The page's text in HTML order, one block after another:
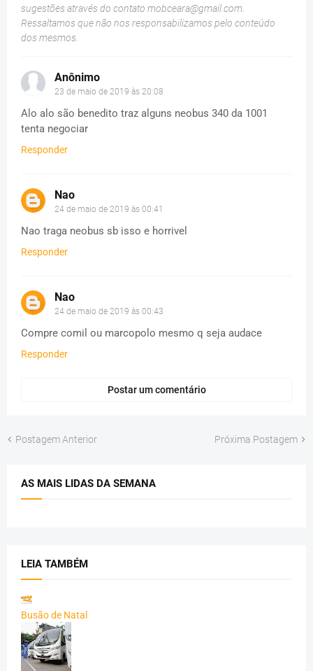
sugestões através do contato mobceara@gmail.com
Ressaltamos que não nos responsabilizamos pelo conteúdo
dos mesmos.
Anônimo
23 de maio de 2019 às 20:08
Alo alo são benedito traz alguns neobus 340 da 1001
tenta negociar
Responder
Nao
24 de maio de 2019 às 00:41
Nao traga neobus sb isso e horrivel
Responder
Nao
24 de maio de 2019 às 00:43
Compre comil ou marcopolo mesmo q seja audace
Responder
Postar um comentário
Postagem Anterior Próxima Postagem
AS MAIS LIDAS DA SEMANA
LEIA TAMBÉM
Busão de Natal